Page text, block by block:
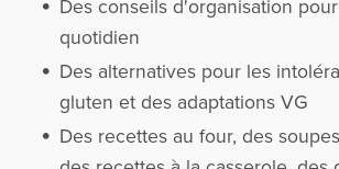
Des conseils d'organisation
quotidien
Des alternatives pour les
gluten et des adaptations VG
Des recettes au four, des